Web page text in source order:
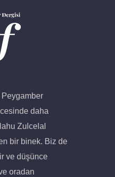
daha
Zulcelal
bir binek. Biz de
ve düşünce
oradan